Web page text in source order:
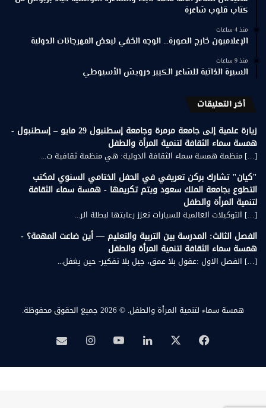
كتاب قلوب شاعرة
منذ 4 ساعات
الإعلاميون خارج الصورة… الوجه الخفي لبعض المهرجانات الدولية
منذ 9 ساعات
السيرة الذاتية للشاعر الكبير درويش الأسيوطي
أخر التعليقات
زيارة علمية إلى جامعة مرمرة وجامعة إسطنبول 29 مايو – إسطنبول -
همسة سماء الثقافة لتنمية المرأة والطفل
[…] منظمة همسة سماء الثقافة الدولية: هي منظمة ثقافية ت...
"كيان" تشارك بركن تعريفي في الحفل الختامي السنوي لمكتب
التطوع بجامعة الملك سعود ويتم تكريمها - همسة سماء الثقافة
لتنمية المرأة والطفل
[…] التوكيلات العالمية للسيارات تعزز رعايتها لبطلة الر...
الفصل الثالث: المدرسة بين التربية والتعليم — أين ضاعت المهمة؟ -
همسة سماء الثقافة لتنمية المرأة والطفل
[…] الفصل الاول :عقول بلا عمق، جيل بلا تفكير- حين يغفل...
همسة سماء لتنمية المرأة والطفل. © 2026 جميع الحقوق محفوظة.
فيسبوك لينكدإن‫YouTubeانستقرامبريد
همسة